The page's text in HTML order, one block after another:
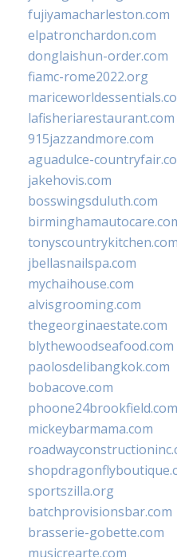
fujiyamacharleston.com
elpatronchardon.com
donglaishun-order.com
fiamc-rome2022.org
lafisheriarestaurant.com
915jazzandmore.com
aguadulce-
jakehovis.com
bosswingsduluth.com
tonyscountrykitchen.com
jbellasnailspa.com
mychaihouse.com
alvisgrooming.com
thegeorginaestate.com
blythewoodseafood.com
paolosdelibangkok.com
bobacove.com
phoone24brookfield.com
mickeybarmama.com
sportszilla.org
batchprovisionsbar.com
brasserie-gobette.com
musicrearte.com